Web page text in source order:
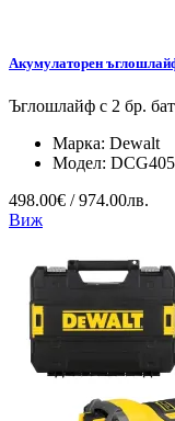
Акумулаторен
Ъглошлайф с 2 бр.
Марка: Dewalt
Модел:
498.00€ / 974.00лв.
Виж